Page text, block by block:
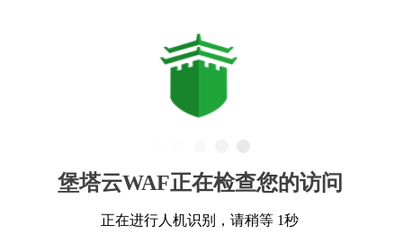
堡塔云WAF正在检查您的访问
正在进行人机识别，请稍等 1秒